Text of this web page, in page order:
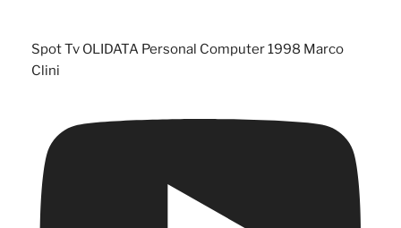
Spot Tv OLIDATA Personal Computer 1998 Marco
Clini